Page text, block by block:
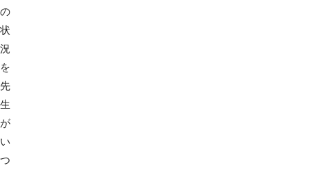
の
状
況
を
先
生
が
い
つ